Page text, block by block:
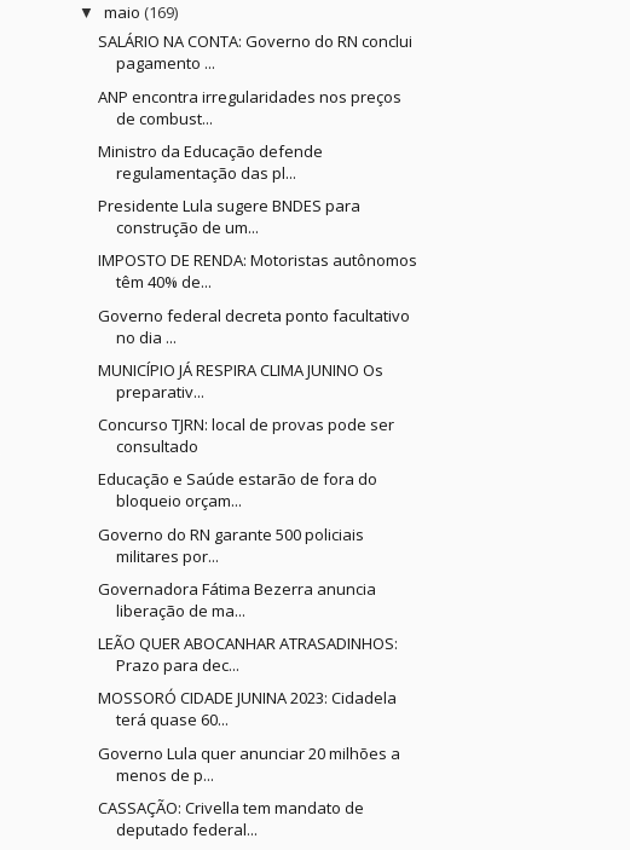
▼ maio (169)
SALÁRIO NA CONTA: Governo do RN conclui
pagamento ...
ANP encontra irregularidades nos preços
de combust...
Ministro da Educação defende
regulamentação das pl...
Presidente Lula sugere BNDES para
construção de um...
IMPOSTO DE RENDA: Motoristas autônomos
têm 40% de...
Governo federal decreta ponto facultativo
no dia ...
MUNICÍPIO JÁ RESPIRA CLIMA JUNINO Os
preparativ...
Concurso TJRN: local de provas pode ser
consultado
Educação e Saúde estarão de fora do
bloqueio orçam...
Governo do RN garante 500 policiais
militares por...
Governadora Fátima Bezerra anuncia
liberação de ma...
LEÃO QUER ABOCANHAR ATRASADINHOS:
Prazo para dec...
MOSSORÓ CIDADE JUNINA 2023: Cidadela
terá quase 60...
Governo Lula quer anunciar 20 milhões a
menos de p...
CASSAÇÃO: Crivella tem mandato de
deputado federal...